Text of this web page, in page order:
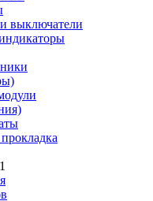
выключатели